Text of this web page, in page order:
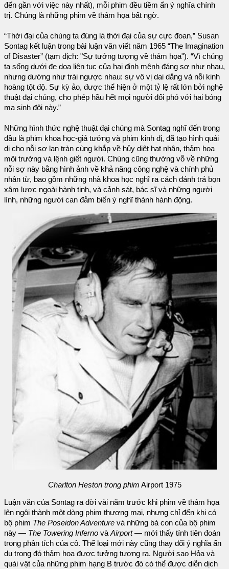
đến gần với việc này nhất), mỗi phim đều tiềm ẩn ý nghĩa chính
trị. Chúng là những phim về thảm họa bất ngờ.
“Thời đại của chúng ta đúng là thời đại của sự cực đoan,” Susan
Sontag kết luận trong bài luận văn viết năm 1965 “The Imagination
of Disaster” (tạm dịch: "Sự tưởng tượng về thảm họa"). “Vì chúng
ta sống dưới đe dọa liên tục của hai định mệnh đáng sợ như nhau,
nhưng dường như trái ngược nhau: sự vô vị dai dẳng và nỗi kinh
hoàng tột độ. Sự kỳ ảo, được thể hiện ở một tỷ lệ rất lớn bởi nghệ
thuật đại chúng, cho phép hầu hết mọi người đối phó với hai bóng
ma sinh đôi này.”
Những hình thức nghệ thuật đại chúng mà Sontag nghĩ đến trong
đầu là phim khoa học-giả tưởng và phim kinh dị, đã tạo hình quái
dị cho nỗi sợ lan tràn cùng khắp về hủy diệt hạt nhân, thảm họa
môi trường và lệnh giết người. Chúng cũng thường vỗ về những
nỗi sợ này bằng hình ảnh về khả năng công nghệ và chính phủ
nhân từ, bao gồm những nhà khoa học nghĩ ra cách đánh trả bọn
xâm lược ngoài hành tinh, và cảnh sát, bác sĩ và những người
lính, những người can đảm biến ý nghĩ thành hành động.
Charlton Heston trong phim Airport 1975
Luận văn của Sontag ra đời vài năm trước khi phim về thảm họa
lên ngôi thành một dòng phim thương mại, nhưng chỉ đến khi có
bộ phim The Poseidon Adventure và những bà con của bộ phim
này — The Towering Inferno vàAirport— mới thấy tính tiên đoán
trong phân tích của cô. Thể loại mới này cũng thay đổi ý nghĩa ẩn
dụ trong đó thảm họa được tưởng tượng ra. Người sao Hỏa và
quái vật của những phim hạng B trước đó có thể được diễn dịch